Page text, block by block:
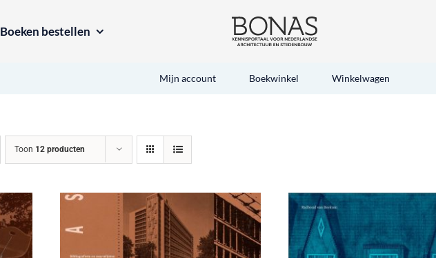
Boeken bestellen
Mijn account Boekwinkel Winkelwagen
Toon 12 producten